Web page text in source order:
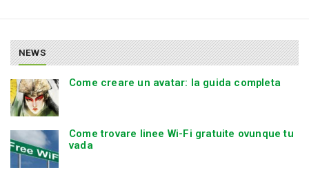
NEWS
Come creare un avatar: la guida completa
Come trovare linee Wi-Fi gratuite ovunque tu
vada